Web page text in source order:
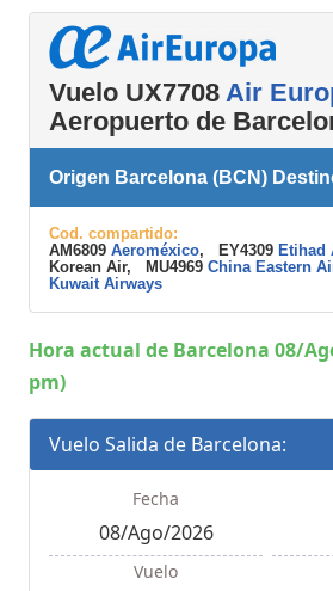
Vuelo UX7708 Air
Aeropuerto de
Origen Barcelona (BCN)
Cod. compartido:
AM6809 Aeroméxico, EY4309 Etihad
Korean Air, MU4969 China Eastern
Kuwait Airways
Hora actual de Barcelona 08/
pm)
Vuelo Salida de Barcelona:
Fecha
08/Ago/2026
Vuelo